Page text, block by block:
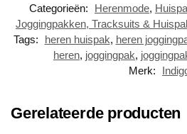
Categorieën:
Herenmode,
Joggingpakken, Tracksuits &
Tags:
heren huispak, heren
heren, joggingpak,
Merk:
Gerelateerde producten